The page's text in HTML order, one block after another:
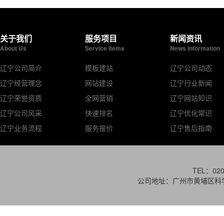
关于我们
About Us
辽宁公司简介
辽宁经营理念
辽宁荣誉资质
辽宁公司风采
辽宁业务流程
服务项目
Service Items
模板建站
网站建设
全网营销
快速排名
服务报价
新闻资讯
News information
辽宁公司动态
辽宁行业新闻
辽宁网站知识
辽宁优化常识
辽宁售后指南
TEL：
公司地址：广州市黄埔区